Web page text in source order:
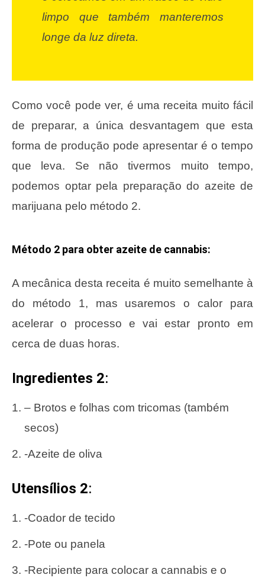
limpo que também manteremos
longe da luz direta.
Como você pode ver, é uma receita muito fácil
de preparar, a única desvantagem que esta
forma de produção pode apresentar é o tempo
que leva. Se não tivermos muito tempo,
podemos optar pela preparação do azeite de
marijuana pelo método 2.
Método 2 para obter azeite de cannabis:
A mecânica desta receita é muito semelhante à
do método 1, mas usaremos o calor para
acelerar o processo e vai estar pronto em
cerca de duas horas.
Ingredientes 2:
– Brotos e folhas com tricomas (também
secos)
-Azeite de oliva
Utensílios 2:
-Coador de tecido
-Pote ou panela
-Recipiente para colocar a cannabis e o